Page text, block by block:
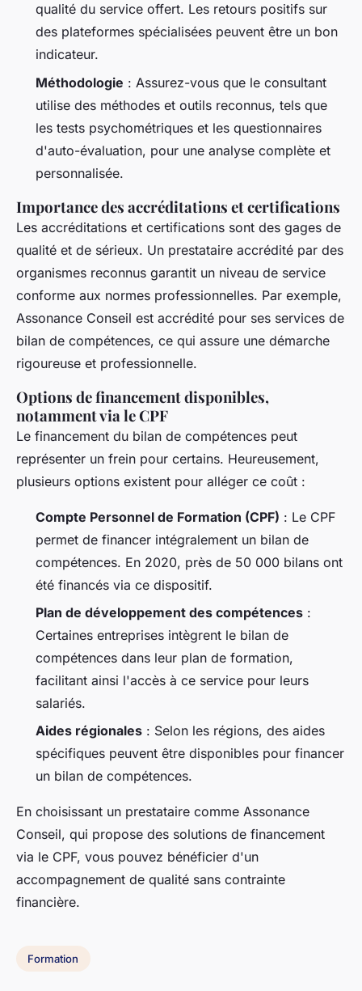
qualité du service offert. Les retours positifs sur
des plateformes spécialisées peuvent être un bon
indicateur.
Méthodologie : Assurez-vous que le consultant
utilise des méthodes et outils reconnus, tels que
les tests psychométriques et les questionnaires
d'auto-évaluation, pour une analyse complète et
personnalisée.
Importance des accréditations et certifications
Les accréditations et certifications sont des gages de
qualité et de sérieux. Un prestataire accrédité par des
organismes reconnus garantit un niveau de service
conforme aux normes professionnelles. Par exemple,
Assonance Conseil est accrédité pour ses services de
bilan de compétences, ce qui assure une démarche
rigoureuse et professionnelle.
Options de financement disponibles,
notamment via le CPF
Le financement du bilan de compétences peut
représenter un frein pour certains. Heureusement,
plusieurs options existent pour alléger ce coût :
Compte Personnel de Formation (CPF) : Le CPF
permet de financer intégralement un bilan de
compétences. En 2020, près de 50 000 bilans ont
été financés via ce dispositif.
Plan de développement des compétences :
Certaines entreprises intègrent le bilan de
compétences dans leur plan de formation,
facilitant ainsi l'accès à ce service pour leurs
salariés.
Aides régionales : Selon les régions, des aides
spécifiques peuvent être disponibles pour financer
un bilan de compétences.
En choisissant un prestataire comme Assonance
Conseil, qui propose des solutions de financement
via le CPF, vous pouvez bénéficier d'un
accompagnement de qualité sans contrainte
financière.
Formation